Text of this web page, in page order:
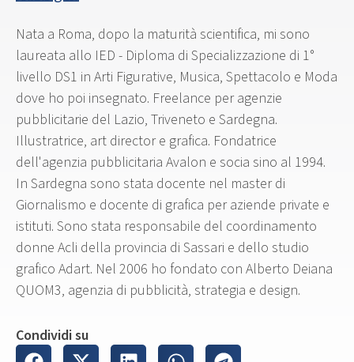
Nata a Roma, dopo la maturità scientifica, mi sono
laureata allo IED - Diploma di Specializzazione di 1°
livello DS1 in Arti Figurative, Musica, Spettacolo e Moda
dove ho poi insegnato. Freelance per agenzie
pubblicitarie del Lazio, Triveneto e Sardegna.
Illustratrice, art director e grafica. Fondatrice
dell'agenzia pubblicitaria Avalon e socia sino al 1994.
In Sardegna sono stata docente nel master di
Giornalismo e docente di grafica per aziende private e
istituti. Sono stata responsabile del coordinamento
donne Acli della provincia di Sassari e dello studio
grafico Adart. Nel 2006 ho fondato con Alberto Deiana
QUOM3, agenzia di pubblicità, strategia e design.
Condividi su